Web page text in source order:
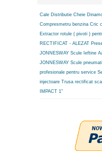
Cale Distributie Cheie
Compresmetru benzina Cric
Extractor rotule ( pivoti )
RECTIFICAT - ALEZAT
JONNESWAY Scule Ieftine
JONNESWAY Scule
profesionale pentru service
injectoare Trusa rectificat
IMPACT 1"